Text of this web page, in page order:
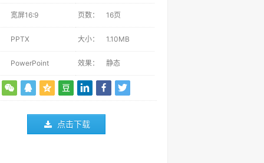
宽屏16:9 页数： 16页
PPTX 大小： 1.10MB
PowerPoint 效果： 静态
点击下载